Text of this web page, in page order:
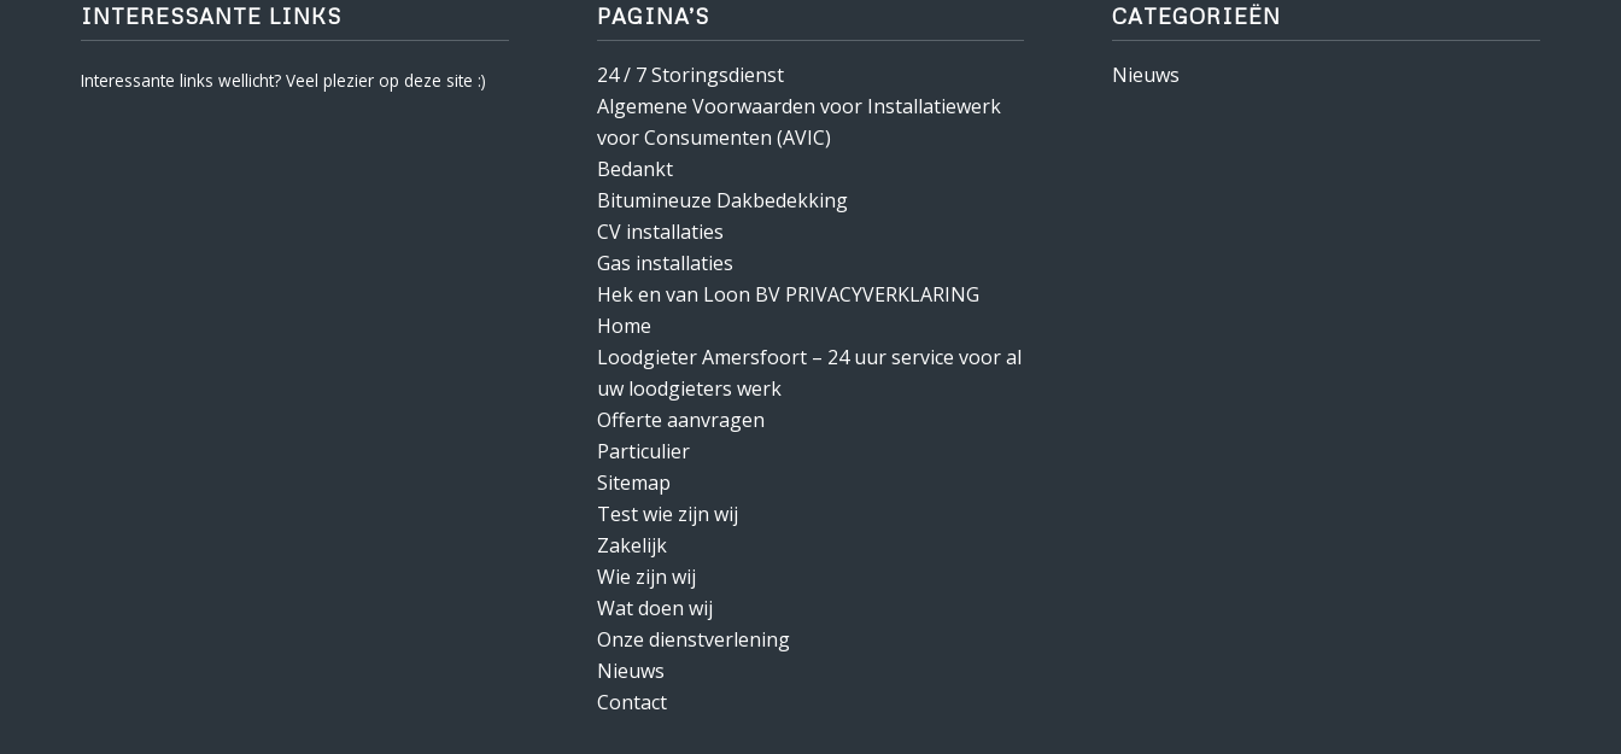
INTERESSANTE LINKS
Interessante links wellicht? Veel plezier op deze site :)
PAGINA’S
24 / 7 Storingsdienst
Algemene Voorwaarden voor Installatiewerk
voor Consumenten (AVIC)
Bedankt
Bitumineuze Dakbedekking
CV installaties
Gas installaties
Hek en van Loon BV PRIVACYVERKLARING
Home
Loodgieter Amersfoort – 24 uur service voor al
uw loodgieters werk
Offerte aanvragen
Particulier
Sitemap
Test wie zijn wij
Zakelijk
Wie zijn wij
Wat doen wij
Onze dienstverlening
Nieuws
Contact
CATEGORIEËN
Nieuws